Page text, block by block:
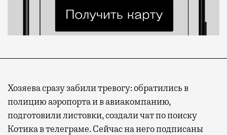
Хозяева сразу забили тревогу: обратились в
полицию аэропорта и в авиакомпанию,
подготовили листовки, создали чат по поиску
Котика в телеграме. Сейчас на него подписаны